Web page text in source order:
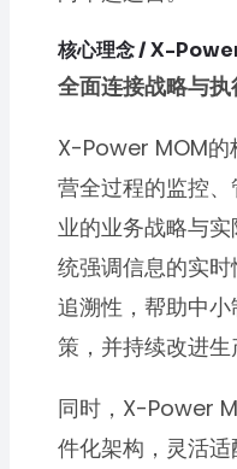
核心理念 / X-
全面连接战略与
X-Power MOM的
营全过程的监控
业的业务战略与
统强调信息的实
追溯性，帮助中
策，并持续改进生
同时，X-Power
件化架构，灵活